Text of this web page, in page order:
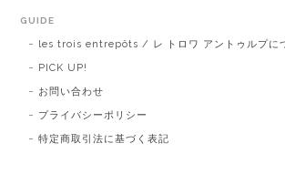
GUIDE
les trois entrepôts / レ トロワ アントゥルプに
PICK UP!
お問い合わせ
プライバシーポリシー
特定商取引法に基づく表記